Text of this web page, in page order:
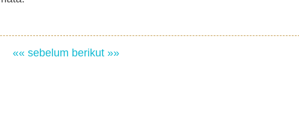
«« sebelum berikut »»